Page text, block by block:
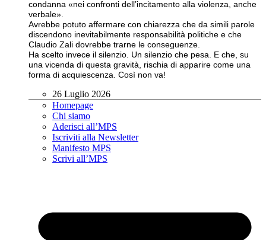
condanna «nei confronti dell’incitamento alla violenza, anche
verbale».
Avrebbe potuto affermare con chiarezza che da simili parole
discendono inevitabilmente responsabilità politiche e che
Claudio Zali dovrebbe trarne le conseguenze.
Ha scelto invece il silenzio. Un silenzio che pesa. E che, su
una vicenda di questa gravità, rischia di apparire come una
forma di acquiescenza. Così non va!
26 Luglio 2026
Homepage
Chi siamo
Aderisci all’MPS
Iscriviti alla Newsletter
Manifesto MPS
Scrivi all’MPS